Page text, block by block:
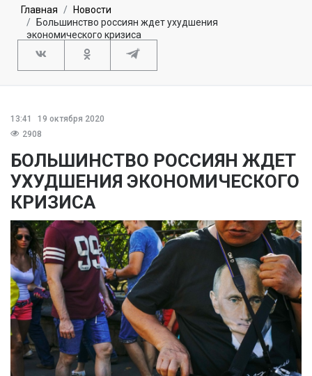
Главная
Новости
Большинство россиян ждет ухудшения
экономического кризиса
13:41
19 октября 2020
2908
БОЛЬШИНСТВО РОССИЯН ЖДЕТ
УХУДШЕНИЯ ЭКОНОМИЧЕСКОГО
КРИЗИСА